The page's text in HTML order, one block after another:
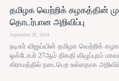
தமிழக வெற்றிக் கழகத்தின்
தொடர்பான அறிவிப்பு
September 20, 2024
நடிகர் விஜய்யின் தமிழக வெற்றிக்
ஒக்டோபர் 27ஆம் திகதி விழுப்புரம்
கிராமத்தில் நடைபெற உள்ளதாக